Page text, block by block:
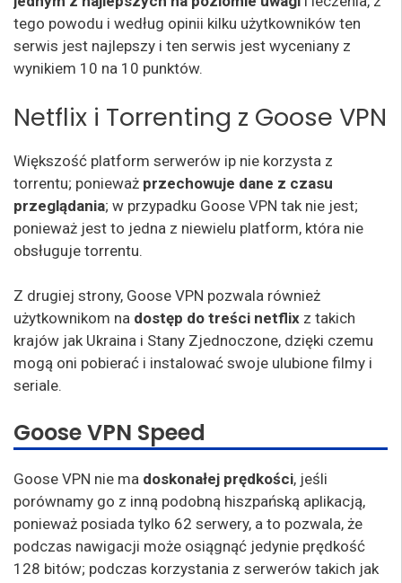
tego powodu i według opinii kilku użytkowników ten
serwis jest najlepszy i ten serwis jest wyceniany z
wynikiem 10 na 10 punktów.
Netflix i Torrenting z Goose VPN
Większość platform serwerów ip nie korzysta z
torrentu; ponieważ przechowuje dane z czasu
przeglądania; w przypadku Goose VPN tak nie jest;
ponieważ jest to jedna z niewielu platform, która nie
obsługuje torrentu.
Z drugiej strony, Goose VPN pozwala również
użytkownikom na dostęp do treści netflix z takich
krajów jak Ukraina i Stany Zjednoczone, dzięki czemu
mogą oni pobierać i instalować swoje ulubione filmy i
seriale.
Goose VPN Speed
Goose VPN nie ma doskonałej prędkości, jeśli
porównamy go z inną podobną hiszpańską aplikacją,
ponieważ posiada tylko 62 serwery, a to pozwala, że
podczas nawigacji może osiągnąć jedynie prędkość
128 bitów; podczas korzystania z serwerów takich jak